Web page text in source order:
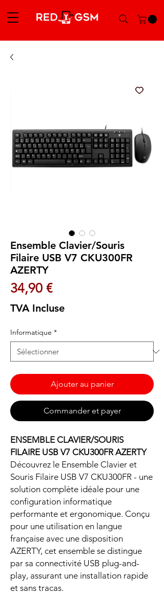
Ensemble Clavier/Souris
Filaire USB V7 CKU300FR
AZERTY
34,90 €Prix
TVA Incluse
Informatique *
Ajouter au panier
Commander et payer
ENSEMBLE CLAVIER/SOURIS
FILAIRE USB V7 CKU300FR AZERTY
Découvrez le Ensemble Clavier et
Souris Filaire USB V7 CKU300FR - une
solution complète idéale pour une
configuration informatique
performante et ergonomique. Conçu
pour une utilisation en langue
française avec une disposition
AZERTY, cet ensemble se distingue
par sa connectivité USB plug-and-
play, assurant une installation rapide
et sans tracas.